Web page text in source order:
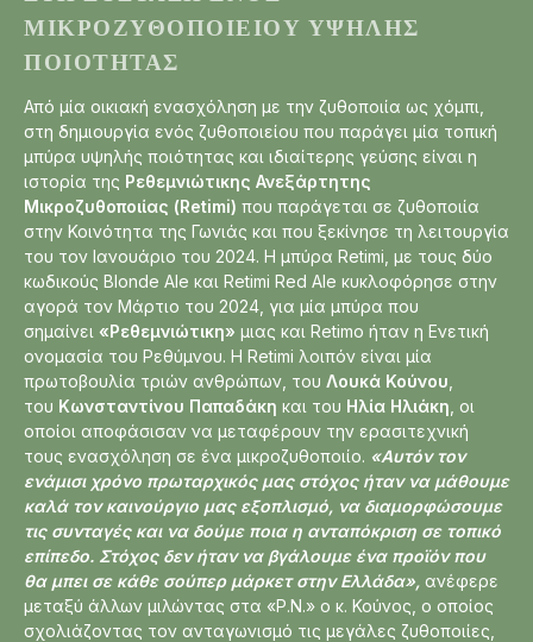
ΜΙΚΡΟΖΥΘΟΠΟΙΕΊΟΥ ΥΨΗΛΉΣ
ΠΟΙΌΤΗΤΑΣ
Από μία οικιακή ενασχόληση με την ζυθοποιία ως χόμπι,
στη δημιουργία ενός ζυθοποιείου που παράγει μία τοπική
μπύρα υψηλής ποιότητας και ιδιαίτερης γεύσης είναι η
ιστορία της Ρεθεμνιώτικης Ανεξάρτητης
Μικροζυθοποιίας (Retimi) που παράγεται σε ζυθοποιία
στην Κοινότητα της Γωνιάς και που ξεκίνησε τη λειτουργία
του τον Ιανουάριο του 2024. Η μπύρα Retimi, με τους δύο
κωδικούς Blonde Ale και Retimi Red Ale κυκλοφόρησε στην
αγορά τον Μάρτιο του 2024, για μία μπύρα που
σημαίνει «Ρεθεμνιώτικη» μιας και Retimo ήταν η Ενετική
ονομασία του Ρεθύμνου. Η Retimi λοιπόν είναι μία
πρωτοβουλία τριών ανθρώπων, του Λουκά Κούνου
του Κωνσταντίνου Παπαδάκη και του Ηλία Ηλιάκη , οι
οποίοι αποφάσισαν να μεταφέρουν την ερασιτεχνική
τους ενασχόληση σε ένα μικροζυθοποιίο. «Αυτόν τον
ενάμισι χρόνο πρωταρχικός μας στόχος ήταν να μάθουμε
καλά τον καινούργιο μας εξοπλισμό, να διαμορφώσουμε
τις συνταγές και να δούμε ποια η ανταπόκριση σε τοπικό
επίπεδο. Στόχος δεν ήταν να βγάλουμε ένα προϊόν που
θα μπει σε κάθε σούπερ μάρκετ στην Ελλάδα», ανέφερε
μεταξύ άλλων μιλώντας στα «Ρ.Ν.» ο κ. Κούνος, ο οποίος
σχολιάζοντας τον ανταγωνισμό τις μεγάλες ζυθοποιίες,